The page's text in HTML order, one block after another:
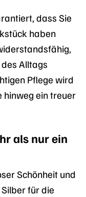
dass Sie
haben
Alltags
Pflege wird
hinweg ein treuer
als nur ein
Schönheit und
für die